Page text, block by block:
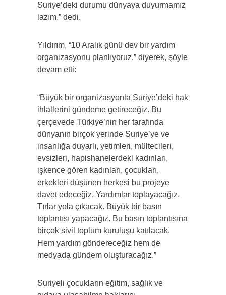
Suriye’deki durumu dünyaya duyurmamız
lazım.” dedi.
Yıldırım, “10 Aralık günü dev bir yardım
organizasyonu planlıyoruz.” diyerek, şöyle
devam etti:
“Büyük bir organizasyonla Suriye’deki hak
ihlallerini gündeme getireceğiz. Bu
çerçevede Türkiye’nin her tarafında
dünyanın birçok yerinde Suriye’ye ve
insanlığa duyarlı, yetimleri, mültecileri,
evsizleri, hapishanelerdeki kadınları,
işkence gören kadınları, çocukları,
erkekleri düşünen herkesi bu projeye
davet edeceğiz. Yardımlar toplayacağız.
Tırlar yola çıkacak. Büyük bir basın
toplantısı yapacağız. Bu basın toplantısına
birçok sivil toplum kuruluşu katılacak.
Hem yardım göndereceğiz hem de
medyada gündem oluşturacağız.”
Suriyeli çocukların eğitim, sağlık ve